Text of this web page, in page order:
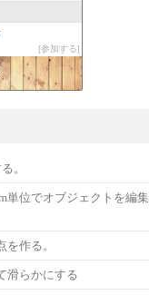
参加する
。
単位でオブジェクトを編集
を作る。
滑らかにする